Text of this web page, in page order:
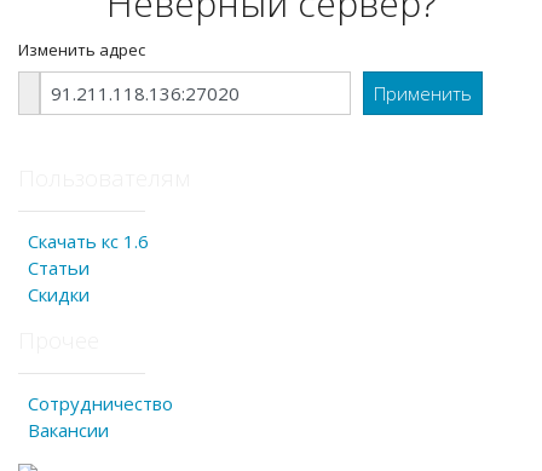
Изменить адрес
Скачать кс 1.6
Статьи
Скидки
Сотрудничество
Вакансии